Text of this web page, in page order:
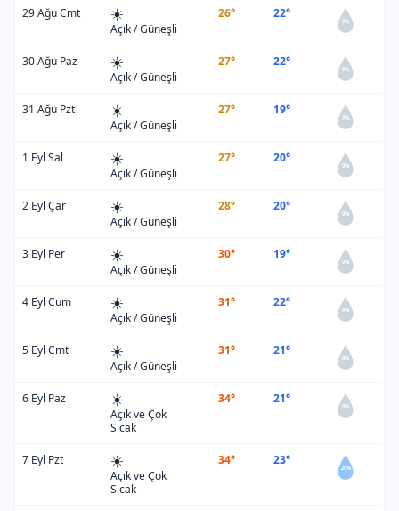
29 Ağu Cmt ☀️
Açık / Güneşli
26° 22°
0%
30 Ağu Paz ☀️
Açık / Güneşli
27° 22°
0%
31 Ağu Pzt ☀️
Açık / Güneşli
27° 19°
0%
1 Eyl Sal ☀️
Açık / Güneşli
27° 20°
0%
2 Eyl Çar ☀️
Açık / Güneşli
28° 20°
0%
3 Eyl Per ☀️
Açık / Güneşli
30° 19°
0%
4 Eyl Cum ☀️
Açık / Güneşli
31° 22°
0%
5 Eyl Cmt ☀️
Açık / Güneşli
31° 21°
0%
6 Eyl Paz ☀️
Açık ve Çok
Sıcak
34° 21°
0%
7 Eyl Pzt ☀️
Açık ve Çok
Sıcak
34° 23°
20%